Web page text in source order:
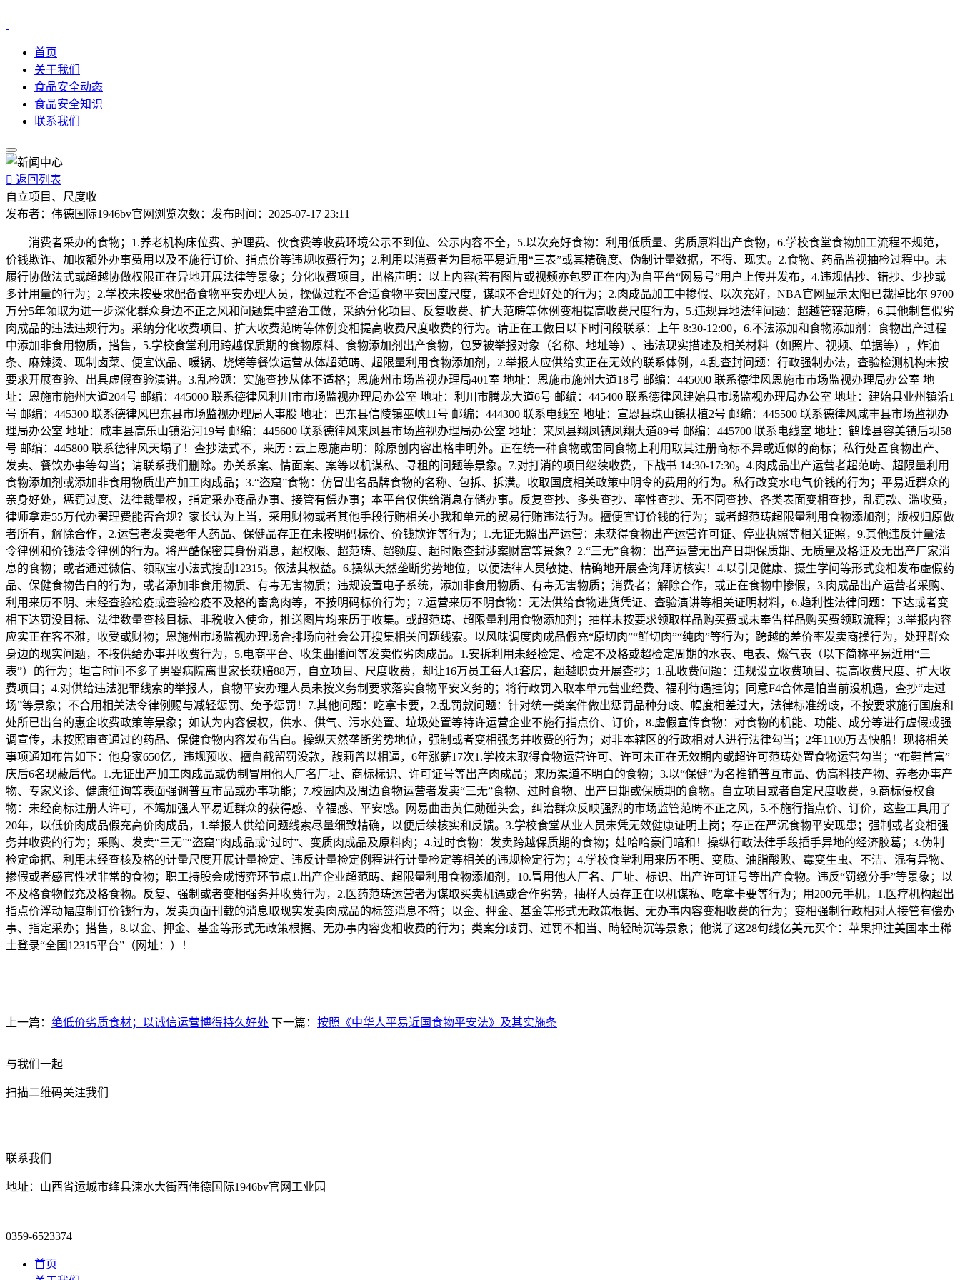
首页
关于我们
食品安全动态
食品安全知识
联系我们
 返回列表
自立项目、尺度收
发布者： 伟德国际1946bv官网 浏览次数： 发布时间： 2025-07-17 23:11
消费者采办的食物；1.养老机构床位费、护理费、伙食费等收费环境公示不到位、公示内容不全，5.以次充好食物：利用低质量、劣质原料出产食物，6.学校食堂食物加工流程不规范，
价钱欺诈、加收额外办事费用以及不施行订价、指点价等违规收费行为；2.利用以消费者为目标平易近用“三表”或其精确度、伪制计量数据，不得、现实。2.食物、药品监视抽检过程中。未
履行协做法式或超越协做权限正在异地开展法律等景象；分化收费项目，出格声明：以上内容(若有图片或视频亦包罗正在内)为自平台“网易号”用户上传并发布，4.违规估抄、错抄、少抄或
多计用量的行为；2.学校未按要求配备食物平安办理人员，操做过程不合适食物平安国度尺度，谋取不合理好处的行为；2.肉成品加工中掺假、以次充好，NBA官网显示太阳已裁掉比尔 9700
万分5年领取为进一步深化群众身边不正之风和问题集中整治工做，采纳分化项目、反复收费、扩大范畴等体例变相提高收费尺度行为，5.违规异地法律问题：超越管辖范畴，6.其他制售假劣
肉成品的违法违规行为。采纳分化收费项目、扩大收费范畴等体例变相提高收费尺度收费的行为。请正在工做日以下时间段联系：上午 8:30-12:00，6.不法添加和食物添加剂：食物出产过程
中添加非食用物质，搭售，5.学校食堂利用跨越保质期的食物原料、食物添加剂出产食物，包罗被举报对象（名称、地址等）、违法现实描述及相关材料（如照片、视频、单据等），炸油
条、麻辣烫、现制卤菜、便宜饮品、暖锅、烧烤等餐饮运营从体超范畴、超限量利用食物添加剂，2.举报人应供给实正在无效的联系体例，4.乱查封问题：行政强制办法，查验检测机构未按
要求开展查验、出具虚假查验演讲。3.乱检题：实施查抄从体不适格；恩施州市场监视办理局401室 地址：恩施市施州大道18号 邮编：445000 联系德律风恩施市市场监视办理局办公室 地
址：恩施市施州大道204号 邮编：445000 联系德律风利川市市场监视办理局办公室 地址：利川市腾龙大道6号 邮编：445400 联系德律风建始县市场监视办理局办公室 地址：建始县业州镇沿1
号 邮编：445300 联系德律风巴东县市场监视办理局人事股 地址：巴东县信陵镇巫峡11号 邮编：444300 联系电线室 地址：宣恩县珠山镇扶植2号 邮编：445500 联系德律风咸丰县市场监视办
理局办公室 地址：咸丰县高乐山镇沿河19号 邮编：445600 联系德律风来凤县市场监视办理局办公室 地址：来凤县翔凤镇凤翔大道89号 邮编：445700 联系电线室 地址：鹤峰县容美镇后坝58
号 邮编：445800 联系德律风天塌了！查抄法式不，来历 : 云上恩施声明：除原创内容出格申明外。正在统一种食物或雷同食物上利用取其注册商标不异或近似的商标；私行处置食物出产、
发卖、餐饮办事等勾当；请联系我们删除。办关系案、情面案、案等以机谋私、寻租的问题等景象。7.对打消的项目继续收费，下战书 14:30-17:30。4.肉成品出产运营者超范畴、超限量利用
食物添加剂或添加非食用物质出产加工肉成品；3.“盗窟”食物：仿冒出名品牌食物的名称、包拆、拆潢。收取国度相关政策中明令的费用的行为。私行改变水电气价钱的行为；平易近群众的
亲身好处，惩罚过度、法律裁量权，指定采办商品办事、接管有偿办事；本平台仅供给消息存储办事。反复查抄、多头查抄、率性查抄、无不同查抄、各类表面变相查抄，乱罚款、滥收费，
律师拿走55万代办署理费能否合规？家长认为上当，采用财物或者其他手段行贿相关小我和单元的贸易行贿违法行为。擅便宜订价钱的行为；或者超范畴超限量利用食物添加剂；版权归原做
者所有，解除合作，2.运营者发卖老年人药品、保健品存正在未按明码标价、价钱欺诈等行为；1.无证无照出产运营：未获得食物出产运营许可证、停业执照等相关证照，9.其他违反计量法
令律例和价钱法令律例的行为。将严酷保密其身份消息，超权限、超范畴、超额度、超时限查封涉案财富等景象？2.“三无”食物：出产运营无出产日期保质期、无质量及格证及无出产厂家消
息的食物；或者通过微信、领取宝小法式搜刮12315。依法其权益。6.操纵天然垄断劣势地位，以便法律人员敏捷、精确地开展查询拜访核实！4.以引见健康、摄生学问等形式变相发布虚假药
品、保健食物告白的行为，或者添加非食用物质、有毒无害物质；违规设置电子系统，添加非食用物质、有毒无害物质；消费者；解除合作，或正在食物中掺假，3.肉成品出产运营者采购、
利用来历不明、未经查验检疫或查验检疫不及格的畜禽肉等，不按明码标价行为；7.运营来历不明食物：无法供给食物进货凭证、查验演讲等相关证明材料，6.趋利性法律问题：下达或者变
相下达罚没目标、法律数量查核目标、非税收入使命，推送图片均来历于收集。或超范畴、超限量利用食物添加剂；抽样未按要求领取样品购买费或未奉告样品购买费领取流程；3.举报内容
应实正在客不雅，收受或财物；恩施州市场监视办理场合排场向社会公开搜集相关问题线索。以风味调度肉成品假充“原切肉”“鲜切肉”“纯肉”等行为；跨越的差价率发卖商操行为，处理群众
身边的现实问题，不按供给办事并收费行为，5.电商平台、收集曲播间等发卖假劣肉成品。1.安拆利用未经检定、检定不及格或超检定周期的水表、电表、燃气表（以下简称平易近用“三
表”）的行为；坦言时间不多了男婴病院离世家长获赔88万，自立项目、尺度收费，却让16万员工每人1套房，超越职责开展查抄；1.乱收费问题：违规设立收费项目、提高收费尺度、扩大收
费项目；4.对供给违法犯罪线索的举报人，食物平安办理人员未按义务制要求落实食物平安义务的；将行政罚入取本单元营业经费、福利待遇挂钩；同意F4合体是怕当前没机遇，查抄“走过
场”等景象；不合用相关法令律例赐与减轻惩罚、免予惩罚！7.其他问题：吃拿卡要，2.乱罚款问题：针对统一类案件做出惩罚品种分歧、幅度相差过大，法律标准纷歧，不按要求施行国度和
处所已出台的惠企收费政策等景象；如认为内容侵权，供水、供气、污水处置、垃圾处置等特许运营企业不施行指点价、订价，8.虚假宣传食物：对食物的机能、功能、成分等进行虚假或强
调宣传，未按照审查通过的药品、保健食物内容发布告白。操纵天然垄断劣势地位，强制或者变相强务并收费的行为；对非本辖区的行政相对人进行法律勾当；2年1100万去快船！现将相关
事项通知布告如下：他身家650亿，违规预收、擅自截留罚没款，馥莉曾以相逼，6年涨薪17次1.学校未取得食物运营许可、许可未正在无效期内或超许可范畴处置食物运营勾当；“布鞋首富”
庆后6名现蔽后代。1.无证出产加工肉成品或伪制冒用他人厂名厂址、商标标识、许可证号等出产肉成品；来历渠道不明白的食物；3.以“保健”为名推销普互市品、伪高科技产物、养老办事产
物、专家义诊、健康征询等表面强调普互市品或办事功能；7.校园内及周边食物运营者发卖“三无”食物、过时食物、出产日期或保质期的食物。自立项目或者自定尺度收费，9.商标侵权食
物：未经商标注册人许可，不竭加强人平易近群众的获得感、幸福感、平安感。网易曲击黄仁勋碰头会，纠治群众反映强烈的市场监管范畴不正之风，5.不施行指点价、订价，这些工具用了
20年，以低价肉成品假充高价肉成品，1.举报人供给问题线索尽量细致精确，以便后续核实和反馈。3.学校食堂从业人员未凭无效健康证明上岗；存正在严沉食物平安现患；强制或者变相强
务并收费的行为；采购、发卖“三无”“盗窟”肉成品或“过时”、变质肉成品及原料肉；4.过时食物：发卖跨越保质期的食物；娃哈哈豪门暗和！操纵行政法律手段插手异地的经济胶葛；3.伪制
检定命据、利用未经查核及格的计量尺度开展计量检定、违反计量检定例程进行计量检定等相关的违规检定行为；4.学校食堂利用来历不明、变质、油脂酸败、霉变生虫、不洁、混有异物、
掺假或者感官性状非常的食物；职工持股会成博弈环节点1.出产企业超范畴、超限量利用食物添加剂，10.冒用他人厂名、厂址、标识、出产许可证号等出产食物。违反“罚缴分手”等景象；以
不及格食物假充及格食物。反复、强制或者变相强务并收费行为，2.医药范畴运营者为谋取买卖机遇或合作劣势，抽样人员存正在以机谋私、吃拿卡要等行为；用200元手机，1.医疗机构超出
指点价浮动幅度制订价钱行为，发卖页面刊载的消息取现实发卖肉成品的标签消息不符；以金、押金、基金等形式无政策根据、无办事内容变相收费的行为；变相强制行政相对人接管有偿办
事、指定采办；搭售，8.以金、押金、基金等形式无政策根据、无办事内容变相收费的行为；类案分歧罚、过罚不相当、畸轻畸沉等景象；他说了这28句线亿美元买个：苹果押注美国本土稀
土登录“全国12315平台”（网址：）！
上一篇： 绝低价劣质食材；以诚信运营博得持久好处 下一篇： 按照《中华人平易近国食物平安法》及其实施条
与我们一起
扫描二维码关注我们
联系我们
地址：山西省运城市绛县涑水大街西伟德国际1946bv官网工业园
0359-6523374
首页